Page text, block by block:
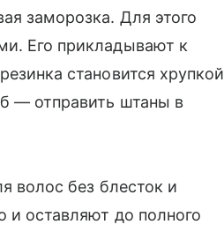
заморозка. Для этого
Его прикладывают к
становится хрупкой
— отправить штаны в
волос без блесток и
и оставляют до полного